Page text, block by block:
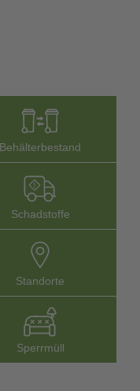
Behälterbestand
Schadstoffe
Stand­orte
Sperr­müll